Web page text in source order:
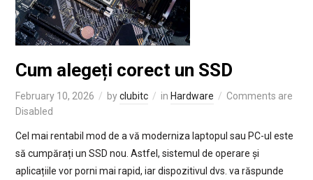
Cum alegeți corect un SSD
February 10, 2026 byclubitc in Hardware
Comments are
Disabled
Cel mai rentabil mod de a vă moderniza laptopul sau PC-ul este
să cumpărați un SSD nou. Astfel, sistemul de operare și
aplicațiile vor porni mai rapid, iar dispozitivul dvs. va răspunde